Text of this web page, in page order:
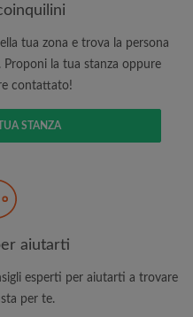
i coinquilini
email per gli ultimi
e ai proprietari
tua zona e trova la persona
Proponi la tua stanza oppure
contattato!
STANZA
aiutarti
esperti per aiutarti a trovare
per te.